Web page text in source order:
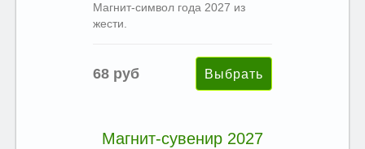
Магнит-символ года 2027 из
жести.
68 руб
Магнит-сувенир 2027